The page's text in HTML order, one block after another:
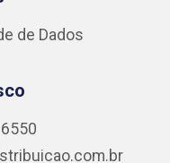
de Dados